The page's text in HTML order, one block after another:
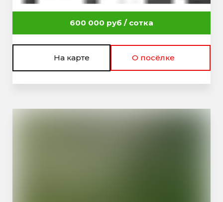
600 000 руб / сотка
На карте О посёлке